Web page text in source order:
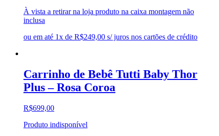
À vista a retirar na loja produto na caixa montagem não
inclusa
ou em até 1x de R$249,00 s/ juros nos cartões de crédito
Carrinho de Bebê Tutti Baby Thor
Plus – Rosa Coroa
R$699,00
Produto indisponível